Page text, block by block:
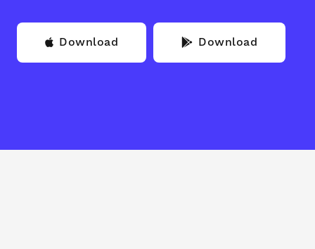
Download Download